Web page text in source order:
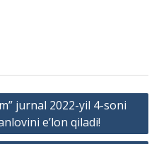
jurnal 2022-yil 4-soni
eʼlon qiladi!